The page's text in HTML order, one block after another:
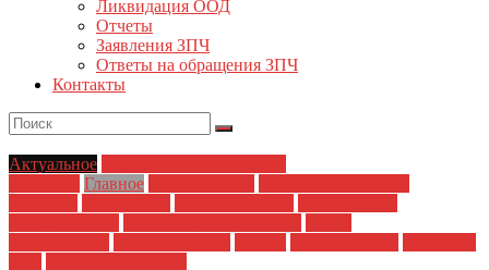
Ликвидация ООД
Отчеты
Заявления ЗПЧ
Ответы на обращения ЗПЧ
Контакты
Актуальное
Главное